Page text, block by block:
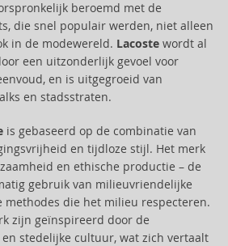
beroemd met de
die snel populair werden, niet alleen
in de modewereld. Lacoste wordt al
een uitzonderlijk gevoel voor
en is uitgegroeid van
en stadsstraten.
is gebaseerd op de combinatie van
en tijdloze stijl. Het merk
en ethische productie – de
gebruik van milieuvriendelijke
methodes die het milieu respecteren.
zijn geïnspireerd door de
stedelijke cultuur, wat zich vertaalt